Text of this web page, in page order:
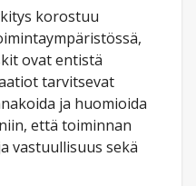
korostuu
ovat entistä
tarvitsevat
ja huomioida
että toiminnan
vastuullisuus sekä